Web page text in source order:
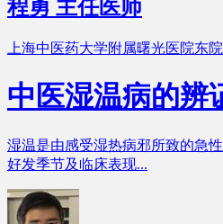
程勇 主任医师
上海中医药大学附属曙光医院东
中医湿温病的辨
湿温是由感受湿热病邪所致的急
好发季节及临床表现...